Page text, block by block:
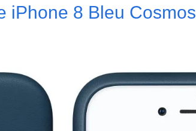
iPhone 8 Bleu Cosmos